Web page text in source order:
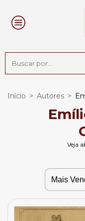
Início > Autores >
Veja